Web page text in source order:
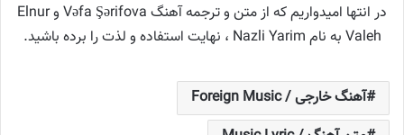
در انتها امیدواریم که از متن و ترجمه آهنگ Vəfa Şərifova و Elnur
Valeh به نام Nazli Yarim ، نهایت استفاده و لذت را برده باشید.
آهنگ خارجی / Foreign Music